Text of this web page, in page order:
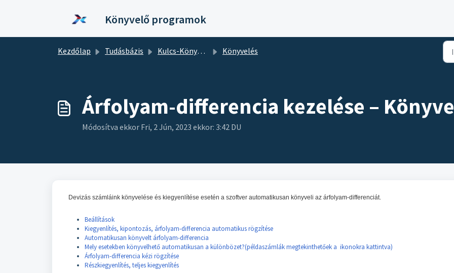
Könyvelő programok
Kezdőlap Tudásbázis Kulcs-Könyvelés Könyvelés
Árfolyam-differencia kezelése –
Módosítva ekkor Fri, 2 Jún, 2023 ekkor: 3:42 DU
Devizás számláink könyvelése és kiegyenlítése esetén a szoftver automatikusan könyveli az árfolyam-differenciát.
Beállítások
Kiegyenlítés, kipontozás, árfolyam-differencia automatikus rögzítése
Automatikusan könyvelt árfolyam-differencia
Mely esetekben könyvelhető automatikusan a különbözet?(példaszámlák megtekinthetőek a ikonokra kattintva)
Árfolyam-differencia kézi rögzítése
Részkiegyenlítés, teljes kiegyenlítés